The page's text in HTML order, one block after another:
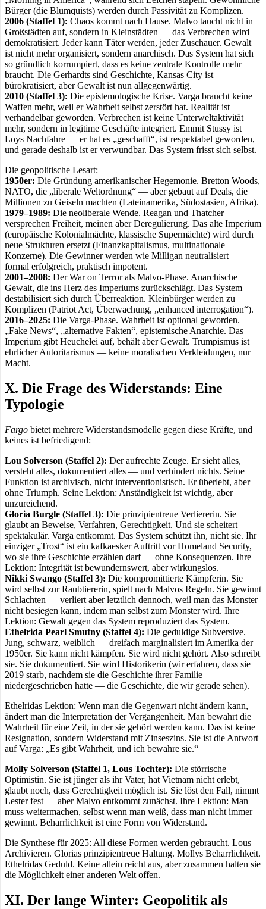
Bürger (die Blumquists) werden durch Passivität zu Komplizen.
2006 (Staffel 1): Chaos kommt nach Hause. Malvo taucht nicht in
Großstädten auf, sondern in Kleinstädten — das Verbrechen wird
demokratisiert. Jeder kann Täter werden, jeder Zuschauer. Gewalt
ist nicht mehr organisiert, sondern anarchisch. Das System hat sich
so gründlich korrumpiert, dass es keine zentrale Kontrolle mehr
braucht. Die Gerhardts sind Geschichte, Kansas City ist
bürokratisiert, aber Gewalt ist nun allgegenwärtig.
2010 (Staffel 3): Die epistemologische Krise. Varga braucht keine
Waffen mehr, weil er Wahrheit selbst zerstört hat. Realität ist
verhandelbar geworden. Verbrechen ist keine Unterweltaktivität
mehr, sondern in legitime Geschäfte integriert. Emmit Stussy ist
Loys Nachfahre — er hat es „geschafft“, ist respektabel geworden,
und gerade deshalb ist er verwundbar. Das System frisst sich selbst.
Die geopolitische Lesart:
1950er: Die Gründung amerikanischer Hegemonie. Bretton Woods,
NATO, die „liberale Weltordnung“ — aber gebaut auf Deals, die
Millionen zu Geiseln machten (Lateinamerika, Südostasien, Afrika).
1979–1989: Die neoliberale Wende. Reagan und Thatcher
versprechen Freiheit, meinen aber Deregulierung. Das alte Imperium
(europäische Kolonialmächte, klassische Supermächte) wird durch
neue Strukturen ersetzt (Finanzkapitalismus, multinationale
Konzerne). Die Gewinner werden wie Milligan neutralisiert —
formal erfolgreich, praktisch impotent.
2001–2008: Der War on Terror als Malvo-Phase. Anarchische
Gewalt, die ins Herz des Imperiums zurückschlägt. Das System
destabilisiert sich durch Überreaktion. Kleinbürger werden zu
Komplizen (Patriot Act, Überwachung, „enhanced interrogation“).
2016–2025: Die Varga-Phase. Wahrheit ist optional geworden.
„Fake News“, „alternative Fakten“, epistemische Anarchie. Das
Imperium gibt Heuchelei auf, behält aber Gewalt. Trumpismus ist
ehrlicher Autoritarismus — keine moralischen Verkleidungen, nur
Macht.
X. Die Frage des Widerstands: Eine
Typologie
Fargo bietet mehrere Widerstandsmodelle gegen diese Kräfte, und
keines ist befriedigend:
Lou Solverson (Staffel 2): Der aufrechte Zeuge. Er sieht alles,
versteht alles, dokumentiert alles — und verhindert nichts. Seine
Funktion ist archivisch, nicht interventionistisch. Er überlebt, aber
ohne Triumph. Seine Lektion: Anständigkeit ist wichtig, aber
unzureichend.
Gloria Burgle (Staffel 3): Die prinzipientreue Verliererin. Sie
glaubt an Beweise, Verfahren, Gerechtigkeit. Und sie scheitert
spektakulär. Varga entkommt. Das System schützt ihn, nicht sie. Ihr
einziger „Trost“ ist ein kafkaesker Auftritt vor Homeland Security,
wo sie ihre Geschichte erzählen darf — ohne Konsequenzen. Ihre
Lektion: Integrität ist bewundernswert, aber wirkungslos.
Nikki Swango (Staffel 3): Die kompromittierte Kämpferin. Sie
wird selbst zur Raubtiererin, spielt nach Malvos Regeln. Sie gewinnt
Schlachten — verliert aber letztlich dennoch, weil man das Monster
nicht besiegen kann, indem man selbst zum Monster wird. Ihre
Lektion: Gewalt gegen das System reproduziert das System.
Ethelrida Pearl Smutny (Staffel 4): Die geduldige Subversive.
Jung, schwarz, weiblich — dreifach marginalisiert im Amerika der
1950er. Sie kann nicht kämpfen. Sie wird nicht gehört. Also schreibt
sie. Sie dokumentiert. Sie wird Historikerin (wir erfahren, dass sie
2019 starb, nachdem sie die Geschichte ihrer Familie
niedergeschrieben hatte — die Geschichte, die wir gerade sehen).
Ethelridas Lektion: Wenn man die Gegenwart nicht ändern kann,
ändert man die Interpretation der Vergangenheit. Man bewahrt die
Wahrheit für eine Zeit, in der sie gehört werden kann. Das ist keine
Resignation, sondern Widerstand mit Zinseszins. Sie ist die Antwort
auf Varga: „Es gibt Wahrheit, und ich bewahre sie.“
Molly Solverson (Staffel 1, Lous Tochter): Die störrische
Optimistin. Sie ist jünger als ihr Vater, hat Vietnam nicht erlebt,
glaubt noch, dass Gerechtigkeit möglich ist. Sie löst den Fall, nimmt
Lester fest — aber Malvo entkommt zunächst. Ihre Lektion: Man
muss weitermachen, selbst wenn man weiß, dass man nicht immer
gewinnt. Beharrlichkeit ist eine Form von Widerstand.
Die Synthese für 2025: All diese Formen werden gebraucht. Lous
Archivieren. Glorias prinzipientreue Haltung. Mollys Beharrlichkeit.
Ethelridas Geduld. Keine allein reicht aus, aber zusammen halten sie
die Möglichkeit einer anderen Welt offen.
XI. Der lange Winter: Geopolitik als